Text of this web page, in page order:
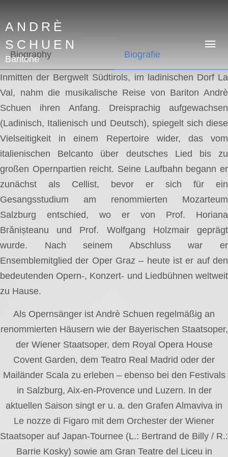
ANDRÈ
SCHUEN
Baritone
Biography Biografie
Inmitten der Bergwelt Südtirols, im ladinischen Dorf La
Val, nahm die musikalische Reise von Bariton Andrè
Schuen ihren Anfang. Dreisprachig aufgewachsen
(Ladinisch, Italienisch und Deutsch), spiegelt sich diese
Vielseitigkeit in einem Repertoire wider, das vom
italienischen Belcanto über deutsches Lied bis zu
großen Opernpartien reicht. Seine Laufbahn begann er
zunächst als Cellist, bevor er sich für ein
Gesangsstudium am renommierten Mozarteum
Salzburg entschied, wo er von Prof. Horiana
Brănișteanu und Prof. Wolfgang Holzmair geprägt
wurde. Nach seinem Abschluss war er
Ensemblemitglied der Oper Graz – heute ist er auf den
bedeutenden Opern-, Konzert- und Liedbühnen weltweit
zu Hause.
Als Opernsänger ist Andrè Schuen regelmäßig an
renommierten Häusern wie der Bayerischen Staatsoper,
der Wiener Staatsoper, dem Royal Opera House
Covent Garden, dem Teatro Real Madrid oder der
Mailänder Scala zu erleben – ebenso bei den Festivals
in Salzburg, Aix-en-Provence und Luzern. In der
aktuellen Saison singt er u. a. den Grafen Almaviva in
Le nozze di Figaro mit dem Orchester der Wiener
Staatsoper auf Japan-Tournee (L.: Bertrand de Billy / R.:
Barrie Kosky) sowie am Gran Teatre del Liceu in